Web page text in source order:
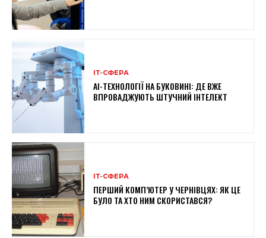
ІТ-СФЕРА
AI-ТЕХНОЛОГІЇ НА БУКОВИНІ: ДЕ ВЖЕ
ВПРОВАДЖУЮТЬ ШТУЧНИЙ ІНТЕЛЕКТ
ІТ-СФЕРА
ПЕРШИЙ КОМП’ЮТЕР У ЧЕРНІВЦЯХ: ЯК ЦЕ
БУЛО ТА ХТО НИМ СКОРИСТАВСЯ?